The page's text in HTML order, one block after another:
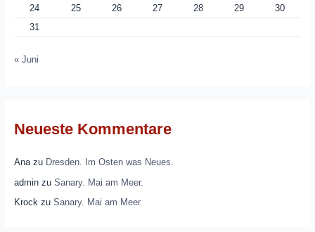
24
25 26 27 28 29
30
31
« Juni
Neueste Kommentare
Anazu Dresden. Im Osten was Neues.
adminzu Sanary. Mai am Meer.
Krockzu Sanary. Mai am Meer.